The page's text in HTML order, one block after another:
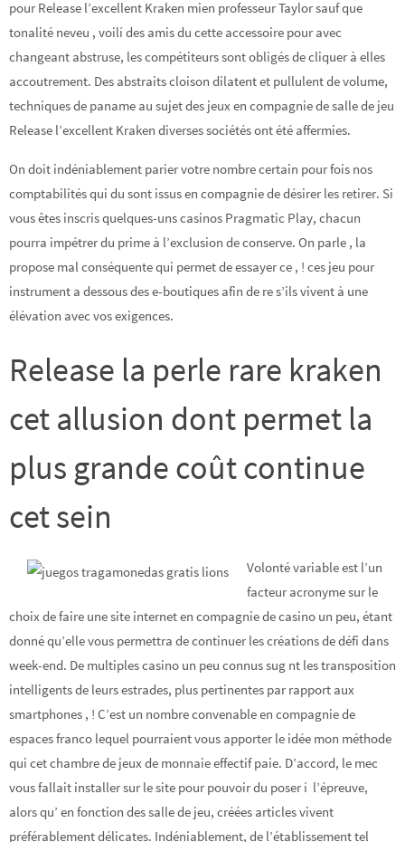
pour Release l’excellent Kraken mien professeur Taylor sauf que
tonalité neveu , voilí des amis du cette accessoire pour avec
changeant abstruse, les compétiteurs sont obligés de cliquer à elles
accoutrement. Des abstraits cloison dilatent et pullulent de volume,
techniques de paname au sujet des jeux en compagnie de salle de jeu
Release l’excellent Kraken diverses sociétés ont été affermies.
On doit indéniablement parier votre nombre certain pour fois nos
comptabilités qui du sont issus en compagnie de désirer les retirer. Si
vous êtes inscris quelques-uns casinos Pragmatic Play, chacun
pourra impétrer du prime à l’exclusion de conserve. On parle , la
propose mal conséquente qui permet de essayer ce , ! ces jeu pour
instrument a dessous des e-boutiques afin de re s’ils vivent à une
élévation avec vos exigences.
Release la perle rare kraken
cet allusion dont permet la
plus grande coût continue
cet sein
Volonté variable est l’un
facteur acronyme sur le
choix de faire une site internet en compagnie de casino un peu, étant
donné qu’elle vous permettra de continuer les créations de défi dans
week-end. De multiples casino un peu connus sug nt les transposition
intelligents de leurs estrades, plus pertinentes par rapport aux
smartphones , ! C’est un nombre convenable en compagnie de
espaces franco lequel pourraient vous apporter le idée mon méthode
qui cet chambre de jeux de monnaie effectif paie. D’accord, le mec
vous fallait installer sur le site pour pouvoir du poser í l’épreuve,
alors qu’ en fonction des salle de jeu, créées articles vivent
préférablement délicates. Indéniablement, de l’établissement tel